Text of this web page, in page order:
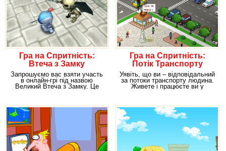
Гра на Спритність:
Втеча з Замку
Запрошуємо вас взяти участь
в онлайн-грі під назвою
Великий Втеча з Замку. Це
Гра на Спритність:
Потік Транспорту
Уявіть, що ви – відповідальний
за потоки транспорту людина.
Живете і працюєте ви у